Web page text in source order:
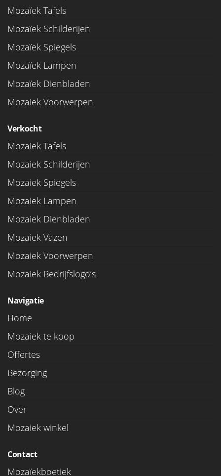
Mozaïek Tafels
Mozaïek Schilderijen
Mozaïek Spiegels
Mozaïek Lampen
Mozaïek Dienbladen
Mozaiek Voorwerpen
Verkocht
Mozaiek Tafels
Mozaiek Schilderijen
Mozaiek Spiegels
Mozaiek Lampen
Mozaiek Dienbladen
Mozaiek Vazen
Mozaiek Voorwerpen
Mozaiek Bedrijfslogo’s
Navigatie
Home
Mozaiek te koop
Offertes
Bezorging
Blog
Over
Mozaiek winkel
Contact
Mozaïekboetiek